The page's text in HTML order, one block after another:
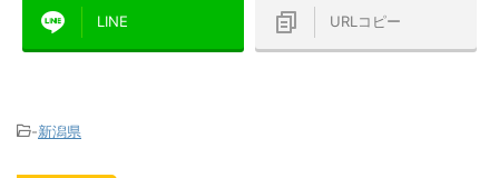
LINE URLコピー
-新潟県